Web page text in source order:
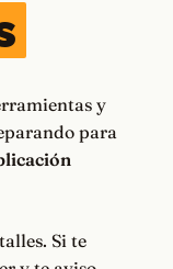
y
para
Si te